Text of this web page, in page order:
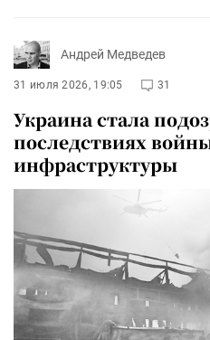
Андрей Медведев
31 июля 2026, 19:05 31
Украина стала
последствиях
инфраструктуры